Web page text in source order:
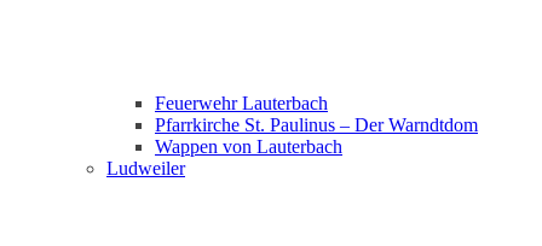
Feuerwehr Lauterbach
Pfarrkirche St. Paulinus – Der Warndtdom
Wappen von Lauterbach
Ludweiler